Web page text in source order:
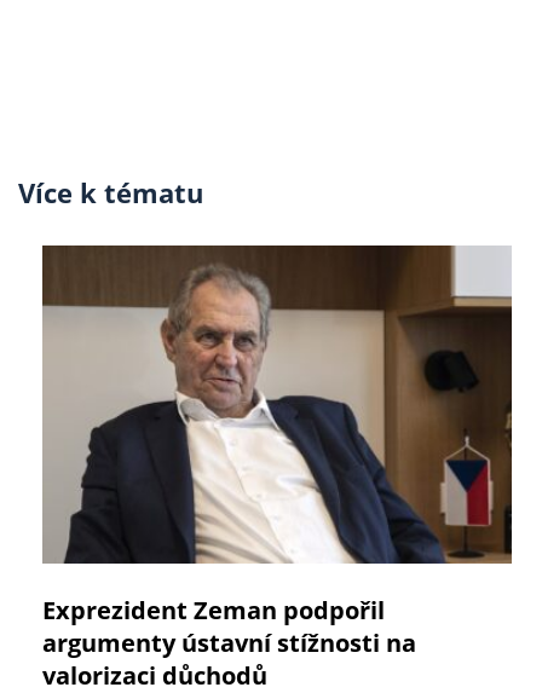
Více k tématu
Exprezident Zeman podpořil
argumenty ústavní stížnosti na
valorizaci důchodů